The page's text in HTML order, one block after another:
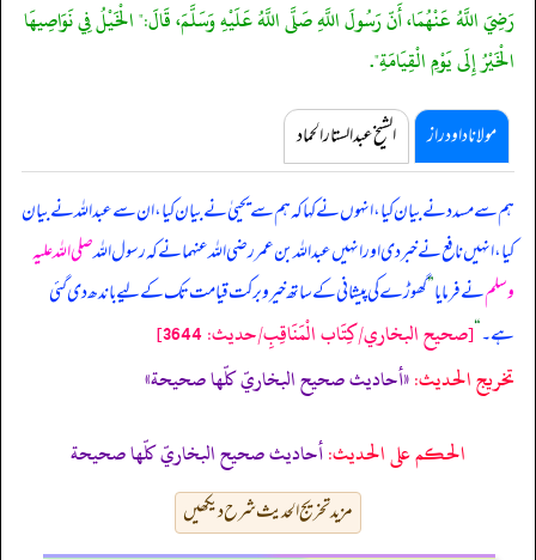
رَضِيَ اللَّهُ عَنْهُمَا، أَنّ رَسُولَ اللَّهِ صَلَّى اللَّهُ عَلَيْهِ وَسَلَّمَ، قَالَ:" الْخَيْلُ فِي نَوَاصِيهَا
الْخَيْرُ إِلَى يَوْمِ الْقِيَامَةِ".
مولانا داود راز الشیخ عبدالستار الحماد
ہم سے مسدد نے بیان کیا، انہوں نے کہا کہ ہم سے یحییٰ نے بیان کیا، ان سے عبداللہ نے بیان
کیا، انہیں نافع نے خبر دی اور انہیں عبداللہ بن عمر رضی اللہ عنہما نے کہرسول اللہصلی اللہ علیہ
وسلمنے فرمایا”گھوڑے کی پیشانی کے ساتھ خیر و برکت قیامت تک کے لیے باندھ دی گئی
ہے۔“[صحيح البخاري/كِتَاب الْمَنَاقِبِ/حدیث: 3644]
تخریج الحدیث:«أحاديث صحيح البخاريّ كلّها صحيحة»
الحكم على الحديث:أحاديث صحيح البخاريّ كلّها صحيحة
مزید تخریج الحدیث شرح دیکھیں